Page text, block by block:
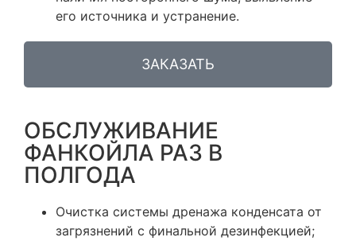
его источника и устранение.
ЗАКАЗАТЬ
ОБСЛУЖИВАНИЕ
ФАНКОЙЛА РАЗ В
ПОЛГОДА
Очистка системы дренажа конденсата от
загрязнений с финальной дезинфекцией;